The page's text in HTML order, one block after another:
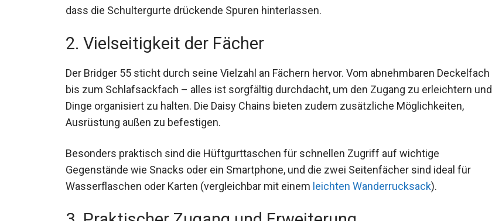
dass die Schultergurte drückende Spuren hinterlassen.
2. Vielseitigkeit der Fächer
Der Bridger 55 sticht durch seine Vielzahl an Fächern hervor. Vom abnehmbaren Deckelfach
bis zum Schlafsackfach – alles ist sorgfältig durchdacht, um den Zugang zu erleichtern und
Dinge organisiert zu halten. Die Daisy Chains bieten zudem zusätzliche Möglichkeiten,
Ausrüstung außen zu befestigen.
Besonders praktisch sind die Hüftgurttaschen für schnellen Zugriff auf wichtige
Gegenstände wie Snacks oder ein Smartphone, und die zwei Seitenfächer sind ideal für
Wasserflaschen oder Karten (vergleichbar mit einem leichten Wanderrucksack).
3. Praktischer Zugang und Erweiterung